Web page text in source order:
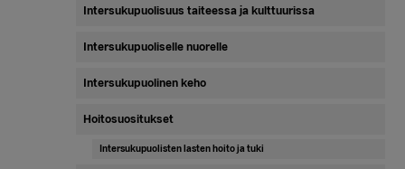
Intersukupuolisuus taiteessa ja kulttuurissa
Intersukupuoliselle nuorelle
Intersukupuolinen keho
Hoitosuositukset
Intersukupuolisten lasten hoito ja tuki